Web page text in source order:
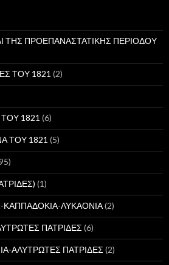
ΤΗΣ ΠΡΟΕΠΑΝΑΣΤΑΤΙΚΗΣ ΠΕΡΙΟΔΟΥ
ΤΟΥ 1821 (2)
1821 (6)
ΤΟΥ 1821 (5)
(1)
ΚΑΠΠΑΔΟΚΙΑ-ΛΥΚΑΟΝΙΑ(2)
ΠΑΤΡΙΔΕΣ (6)
ΑΛΥΤΡΩΤΕΣ ΠΑΤΡΙΔΕΣ (2)